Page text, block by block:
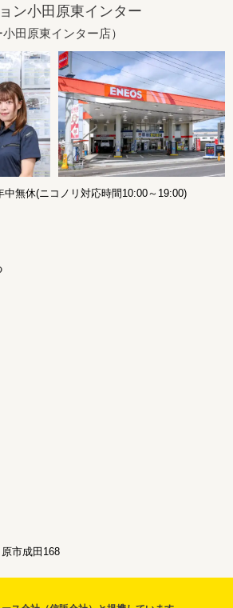
ン小田原東インター
田原東インター店）
無休(ニコノリ対応時間10:00～19:00)
市成田168